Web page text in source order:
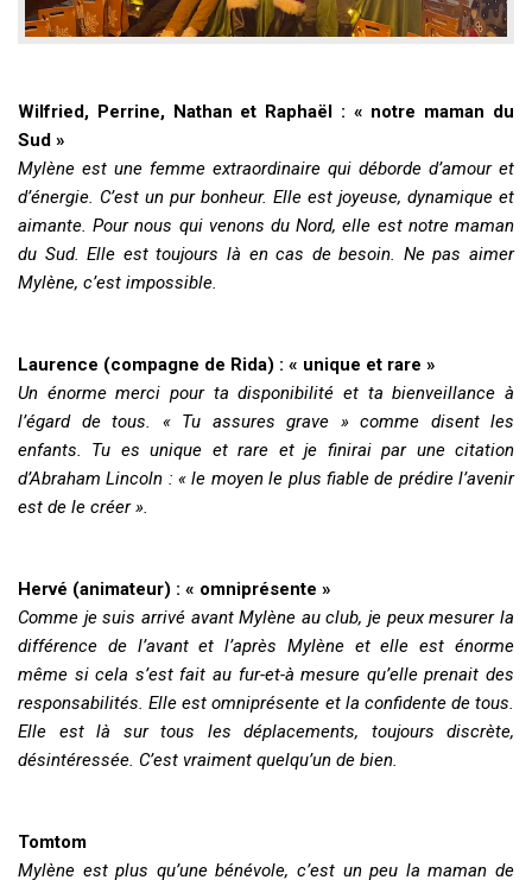
Wilfried, Perrine, Nathan et Raphaël : « notre maman du
Sud »
Mylène est une femme extraordinaire qui déborde d’amour et
d’énergie. C’est un pur bonheur. Elle est joyeuse, dynamique et
aimante. Pour nous qui venons du Nord, elle est notre maman
du Sud. Elle est toujours là en cas de besoin. Ne pas aimer
Mylène, c’est impossible.
Laurence (compagne de Rida) : « unique et rare »
Un énorme merci pour ta disponibilité et ta bienveillance à
l’égard de tous. « Tu assures grave » comme disent les
enfants. Tu es unique et rare et je finirai par une citation
d’Abraham Lincoln : « le moyen le plus fiable de prédire l’avenir
est de le créer ».
Hervé (animateur) : « omniprésente »
Comme je suis arrivé avant Mylène au club, je peux mesurer la
différence de l’avant et l’après Mylène et elle est énorme
même si cela s’est fait au fur-et-à mesure qu’elle prenait des
responsabilités. Elle est omniprésente et la confidente de tous.
Elle est là sur tous les déplacements, toujours discrète,
désintéressée. C’est vraiment quelqu’un de bien.
Tomtom
Mylène est plus qu’une bénévole, c’est un peu la maman de